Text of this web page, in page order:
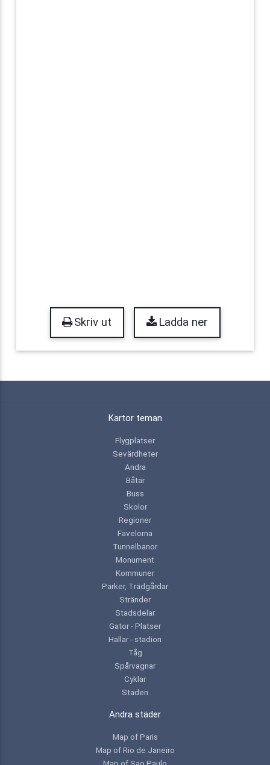
Skriv ut Ladda ner
Kartor teman
Flygplatser
Sevärdheter
Andra
Båtar
Buss
Skolor
Regioner
Favelorna
Tunnelbanor
Monument
Kommuner
Parker, Trädgårdar
Stränder
Stadsdelar
Gator - Platser
Hallar - stadion
Tåg
Spårvagnar
Cyklar
Staden
Andra städer
Map of Paris
Map of Rio de Janeiro
Map of Sao Paulo